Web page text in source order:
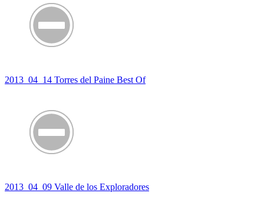
2013_04_14 Torres del Paine Best Of
2013_04_09 Valle de los Exploradores